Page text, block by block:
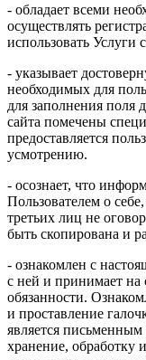
- обладает всеми
осуществлять
использовать Услуги
- указывает
необходимых для
для заполнения поля
сайта помечены
предоставляется
усмотрению.
- осознает, что
Пользователем о
третьих лиц не
быть скопирована и
- ознакомлен с
с ней и принимает на
обязанности.
и проставление
является письменным
хранение, обработку